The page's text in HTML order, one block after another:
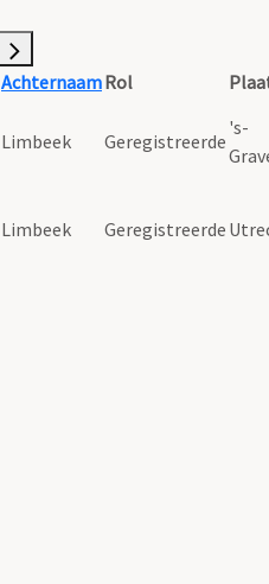
AchternaamRol
Limbeek Geregistreerde
's-
Limbeek Geregistreerde